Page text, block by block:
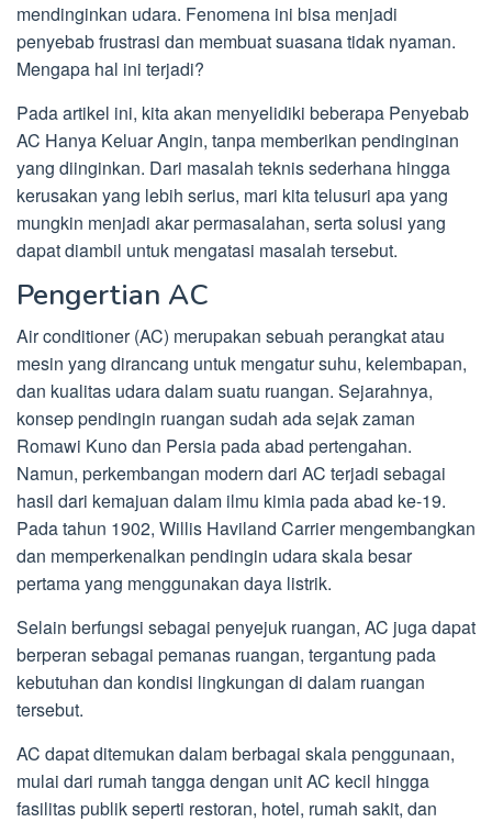
mendinginkan udara. Fenomena ini bisa menjadi
penyebab frustrasi dan membuat suasana tidak nyaman.
Mengapa hal ini terjadi?
Pada artikel ini, kita akan menyelidiki beberapa Penyebab
AC Hanya Keluar Angin, tanpa memberikan pendinginan
yang diinginkan. Dari masalah teknis sederhana hingga
kerusakan yang lebih serius, mari kita telusuri apa yang
mungkin menjadi akar permasalahan, serta solusi yang
dapat diambil untuk mengatasi masalah tersebut.
Pengertian AC
Air conditioner (AC) merupakan sebuah perangkat atau
mesin yang dirancang untuk mengatur suhu, kelembapan,
dan kualitas udara dalam suatu ruangan. Sejarahnya,
konsep pendingin ruangan sudah ada sejak zaman
Romawi Kuno dan Persia pada abad pertengahan.
Namun, perkembangan modern dari AC terjadi sebagai
hasil dari kemajuan dalam ilmu kimia pada abad ke-19.
Pada tahun 1902, Willis Haviland Carrier mengembangkan
dan memperkenalkan pendingin udara skala besar
pertama yang menggunakan daya listrik.
Selain berfungsi sebagai penyejuk ruangan, AC juga dapat
berperan sebagai pemanas ruangan, tergantung pada
kebutuhan dan kondisi lingkungan di dalam ruangan
tersebut.
AC dapat ditemukan dalam berbagai skala penggunaan,
mulai dari rumah tangga dengan unit AC kecil hingga
fasilitas publik seperti restoran, hotel, rumah sakit, dan